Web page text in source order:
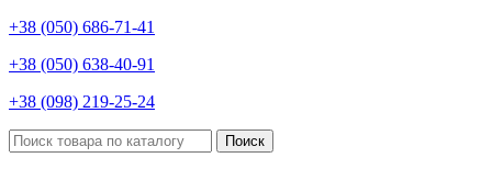
+38 (050) 686-71-41
+38 (050) 638-40-91
+38 (098) 219-25-24
Поиск